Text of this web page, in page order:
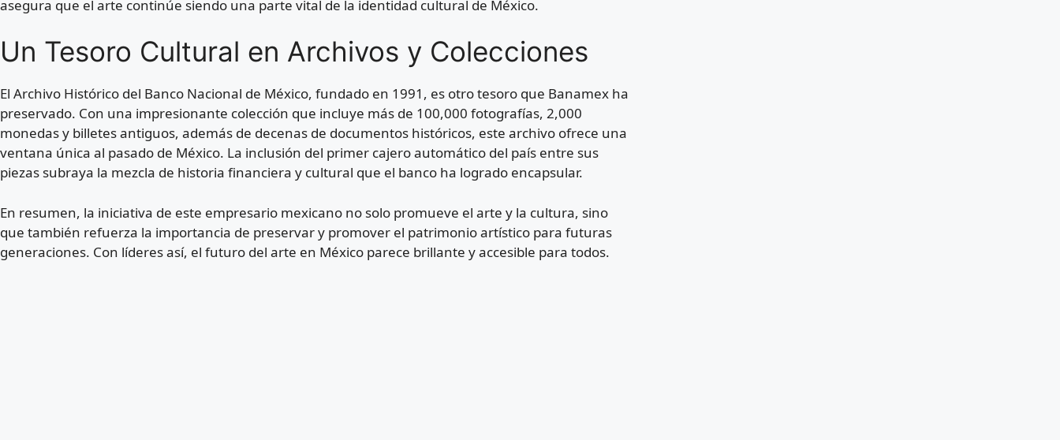
asegura que el arte continúe siendo una parte vital de la identidad cultural de México.
Un Tesoro Cultural en Archivos y Colecciones
El Archivo Histórico del Banco Nacional de México, fundado en 1991, es otro tesoro que Banamex ha
preservado. Con una impresionante colección que incluye más de 100,000 fotografías, 2,000
monedas y billetes antiguos, además de decenas de documentos históricos, este archivo ofrece una
ventana única al pasado de México. La inclusión del primer cajero automático del país entre sus
piezas subraya la mezcla de historia financiera y cultural que el banco ha logrado encapsular.
En resumen, la iniciativa de este empresario mexicano no solo promueve el arte y la cultura, sino
que también refuerza la importancia de preservar y promover el patrimonio artístico para futuras
generaciones. Con líderes así, el futuro del arte en México parece brillante y accesible para todos.